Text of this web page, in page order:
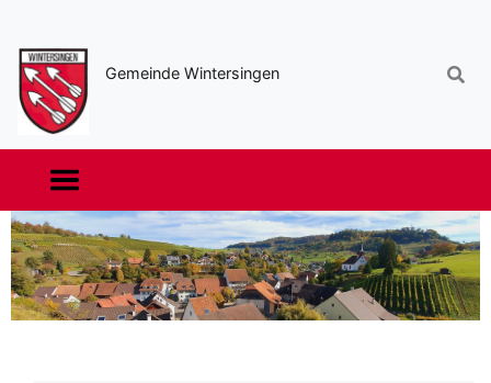
Gemeinde Wintersingen
Navigation